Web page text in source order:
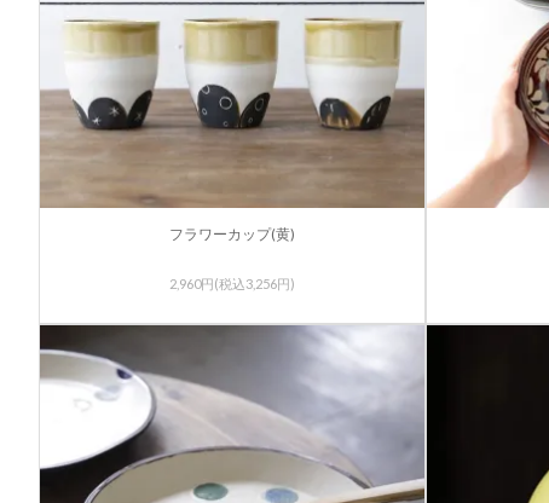
フラワーカップ(黄)
2,960円(税込3,256円)